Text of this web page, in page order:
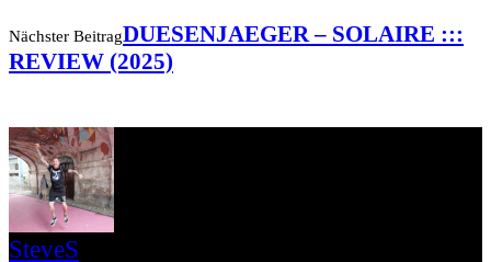
Nächster BeitragDUESENJAEGER – SOLAIRE :::
REVIEW (2025)
SteveS